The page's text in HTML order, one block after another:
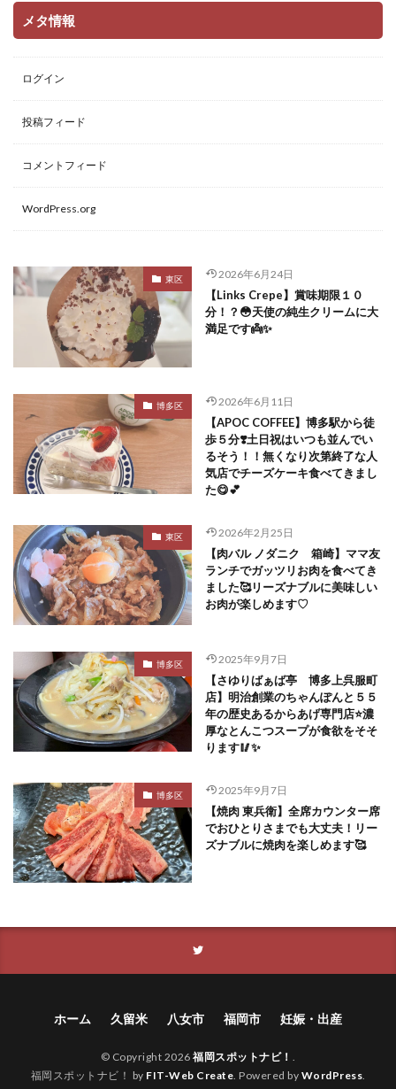
メタ情報
ログイン
投稿フィード
コメントフィード
WordPress.org
東区 2026年6月24日
【Links Crepe】賞味期限１０
分！？😳天使の純生クリームに大
満足です👼✨
博多区 2026年6月11日
【APOC COFFEE】博多駅から徒
歩５分❣️土日祝はいつも並んでい
るそう！！無くなり次第終了な人
気店でチーズケーキ食べてきまし
た😋💕
東区 2026年2月25日
【肉バル ノダニク 箱崎】ママ友
ランチでガッツリお肉を食べてき
ました🥰リーズナブルに美味しい
お肉が楽しめます♡
博多区 2025年9月7日
【さゆりばぁば亭 博多上呉服町
店】明治創業のちゃんぽんと５５
年の歴史あるからあげ専門店⭐️濃
厚なとんこつスープが食欲をそそ
ります🥢✨
博多区 2025年9月7日
【焼肉 東兵衛】全席カウンター席
でおひとりさまでも大丈夫！リー
ズナブルに焼肉を楽しめます🥰
ホーム 久留米 八女市 福岡市 妊娠・出産
© Copyright 2026福岡スポットナビ！ .
福岡スポットナビ！ by FIT-Web Create. Powered by WordPress.